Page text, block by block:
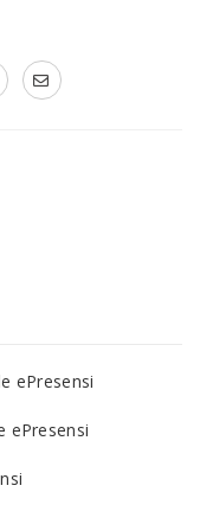
ePresensi
ePresensi